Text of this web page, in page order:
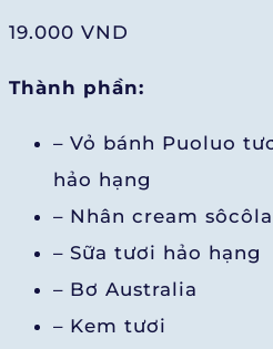
19.000 VND
Thành phần:
– Vỏ bánh Puoluo
hảo hạng
– Nhân cream
– Sữa tươi hảo hạng
– Bơ Australia
– Kem tươi